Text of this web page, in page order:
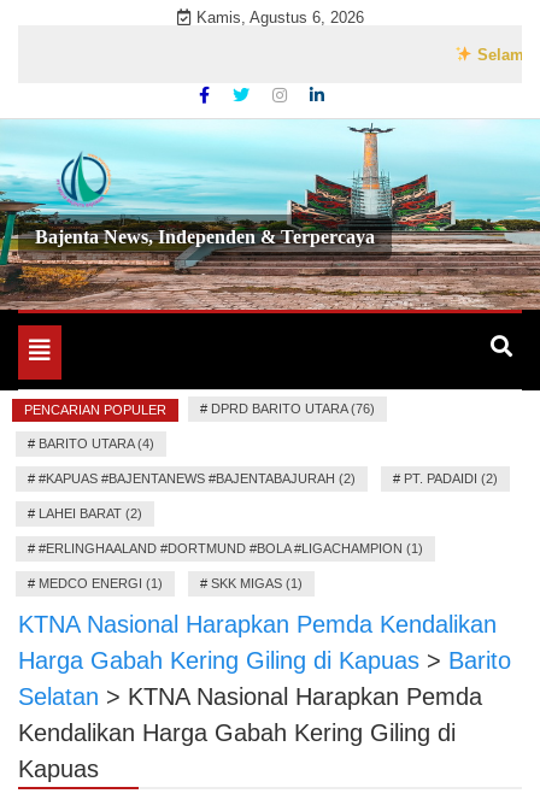
Kamis, Agustus 6, 2026
Selamat
Bajenta News, Independen & Terpercaya
Toggle
navigation
PENCARIAN POPULER # DPRD BARITO UTARA (76)
# BARITO UTARA (4)
# #KAPUAS #BAJENTANEWS #BAJENTABAJURAH (2) # PT. PADAIDI (2)
# LAHEI BARAT (2)
# #ERLINGHAALAND #DORTMUND #BOLA #LIGACHAMPION (1)
# MEDCO ENERGI (1) # SKK MIGAS (1)
KTNA Nasional Harapkan Pemda Kendalikan
Harga Gabah Kering Giling di Kapuas > Barito
Selatan > KTNA Nasional Harapkan Pemda
Kendalikan Harga Gabah Kering Giling di
Kapuas